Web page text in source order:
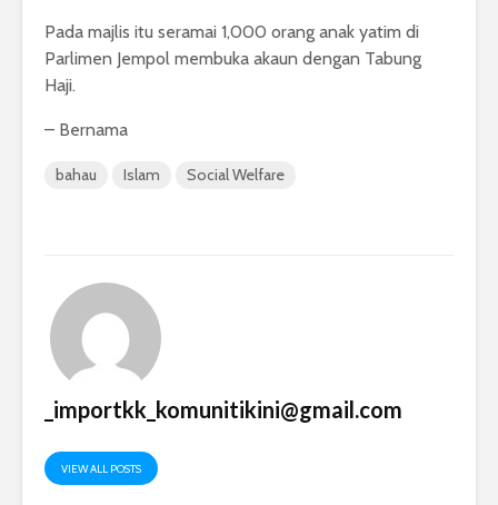
Pada majlis itu seramai 1,000 orang anak yatim di
Parlimen Jempol membuka akaun dengan Tabung
Haji.
– Bernama
bahau Islam Social Welfare
_importkk_komunitikini@gmail.com
VIEW ALL POSTS